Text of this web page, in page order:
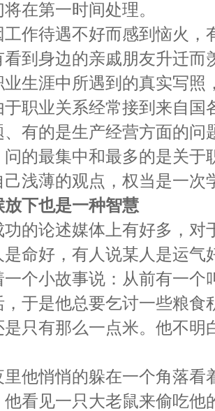
在第一时间处理。
作待遇不好而感到恼火
到身边的亲戚朋友升迁
生涯中所遇到的真实写
职业关系经常接到来自
有的是生产经营方面的问
问的最集中和最多的是关
浅薄的观点，权当是一次
放下也是一种智慧
论述媒体上有好多，对
命好，有人说某人是运
一个小故事说：从前有一
于是他总要乞讨一些粮
只有那么一点米。他不
悄悄的躲在一个角落看
见一只大老鼠来偷吃他